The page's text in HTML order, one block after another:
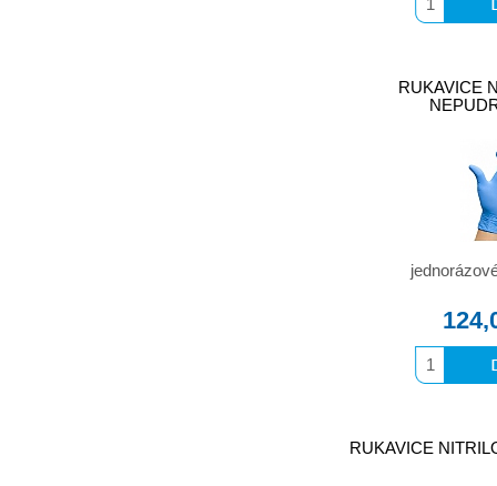
RUKAVICE
RUKAVICE